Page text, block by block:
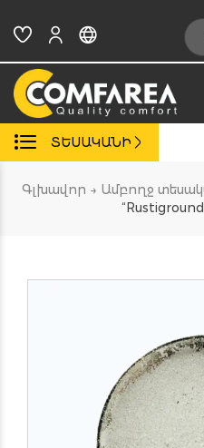
content
ՏԵՍԱԿԱՆԻ
Գլխավոր → Ամբողջ